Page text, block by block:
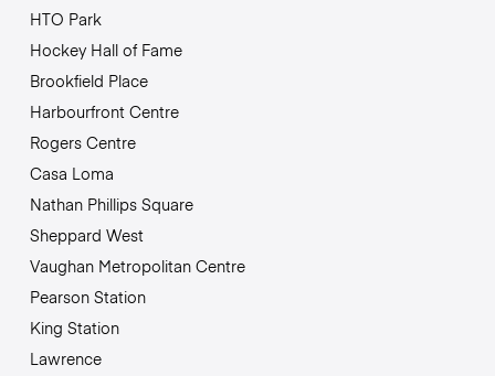
HTO Park
Hockey Hall of Fame
Brookfield Place
Harbourfront Centre
Rogers Centre
Casa Loma
Nathan Phillips Square
Sheppard West
Vaughan Metropolitan Centre
Pearson Station
King Station
Lawrence